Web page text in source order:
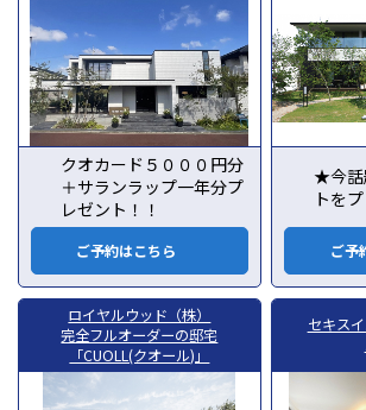
クオカード５０００円分
＋サランラップ一年分プ
レゼント！！
ご予約はこちら
★今話
トを
ご予
ロイヤルウッド（株）
完全フルオーダーの邸宅
「CUOLL(クオール)」
セキス